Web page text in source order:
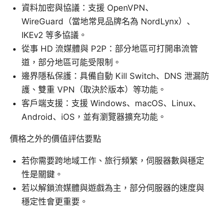
資料加密與協議：支援 OpenVPN、
WireGuard（當地常見品牌名為 NordLynx）、
IKEv2 等多協議。
從事 HD 流媒體與 P2P：部分地區可打開串流管
道，部分地區可能受限制。
邊界隱私保護：具備自動 Kill Switch、DNS 泄漏防
護、雙重 VPN（取決於版本）等功能。
客戶端支援：支援 Windows、macOS、Linux、
Android、iOS，並有瀏覽器擴充功能。
價格之外的價值評估要點
若你需要跨地域工作、旅行頻繁，伺服器數與穩定
性是關鍵。
若以解鎖流媒體與遊戲為主，部分伺服器的速度與
穩定性會更重要。